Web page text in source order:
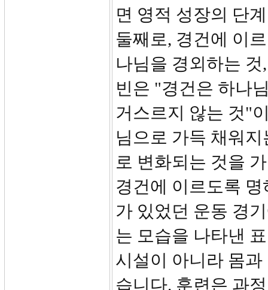
면 영적 성장의 단
둘째로, 경건에 이
나님을 경외하는
빈은 "경건은 하나
거스르지 않는 것"
님으로 가득 채워
로 변화되는 것을
경건에 이르도록
가 있었던 운동 경
는 모습을 나타낸
시설이 아니라 몸
습니다. 훈련은 과